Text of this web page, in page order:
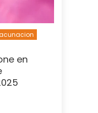
en